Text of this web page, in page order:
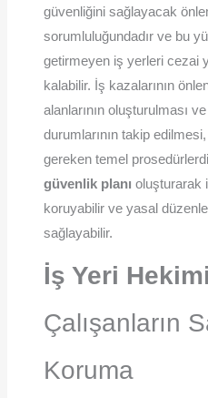
güvenliğini sağlayacak
sorumluluğundadır ve bu
getirmeyen iş yerleri cezai
kalabilir. İş kazalarının
alanlarının oluşturulması
durumlarının takip
gereken temel
güvenlik planı oluşturarak
koruyabilir ve yasal
sağlayabilir.
İş Yeri
Çalışanların
Koruma